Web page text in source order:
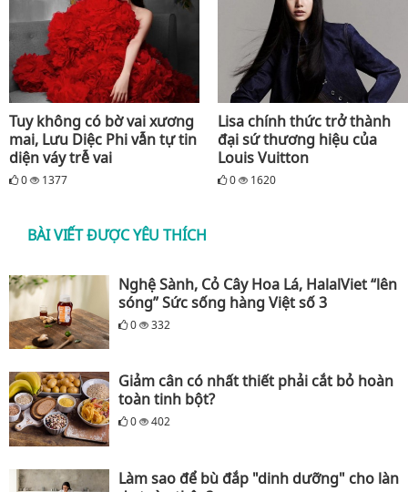
Tuy không có bờ vai xương
mai, Lưu Diệc Phi vẫn tự tin
diện váy trễ vai
0 1377
Lisa chính thức trở thành
đại sứ thương hiệu của
Louis Vuitton
0 1620
BÀI VIẾT ĐƯỢC YÊU THÍCH
Nghệ Sành, Cỏ Cây Hoa Lá, HalalViet “lên
sóng” Sức sống hàng Việt số 3
0 332
Giảm cân có nhất thiết phải cắt bỏ hoàn
toàn tinh bột?
0 402
Làm sao để bù đắp "dinh dưỡng" cho làn